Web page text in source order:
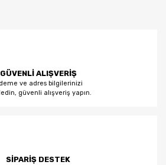
GÜVENLİ ALIŞVERİŞ
ve adres bilgilerinizi
güvenli alışveriş yapın.
SİPARİŞ DESTEK